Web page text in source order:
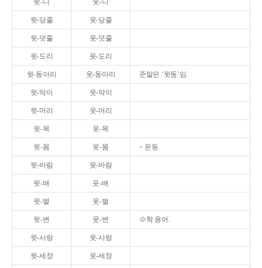
윗-니 웃-니
윗-당줄 웃-당줄
윗-덧줄 웃-덧줄
윗-도리 웃-도리
윗-동아리 웃-동아리 준말은 ‘윗동’임.
윗-막이 웃-막이
윗-머리 웃-머리
윗-목 웃-목
윗-몸 웃-몸 ~ 운동.
윗-바람 웃-바람
윗-배 웃-배
윗-벌 웃-벌
윗-변 웃-변 수학 용어.
윗-사랑 웃-사랑
윗-세장 웃-세장